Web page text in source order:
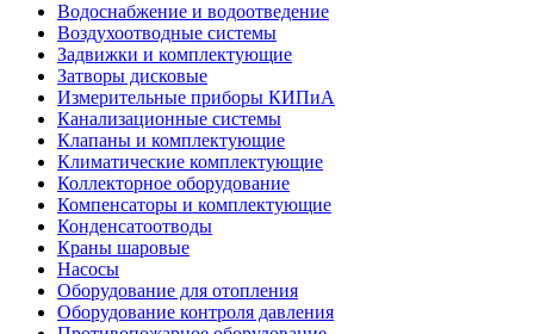
Водоснабжение и водоотведение
Воздухоотводные системы
Задвижки и комплектующие
Затворы дисковые
Измерительные приборы КИПиА
Канализационные системы
Клапаны и комплектующие
Климатические комплектующие
Коллекторное оборудование
Компенсаторы и комплектующие
Конденсатоотводы
Краны шаровые
Насосы
Оборудование для отопления
Оборудование контроля давления